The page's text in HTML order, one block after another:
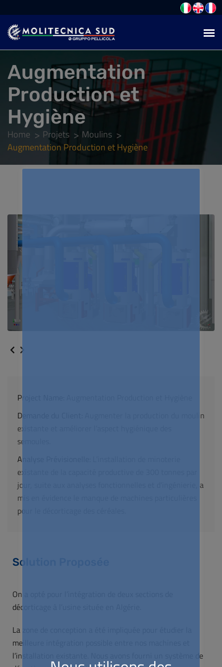
Augmentation
Production et
Hygiène
Home Projets
Moulins
Augmentation Production et Hygiène
Project Name:
Demande du Client:
Augmenter la production du moulin
existante et améliorer l’aspect hygiénique des
semoules.
Analyse Prévisionelle:
existante de la capacité productive de 300 tonnes par
jour, suite aux analyses fonctionnelles et d’ingénierie, a
mis en évidence le manque de machines particulières
pour le décorticage des céréales.
Solution Proposée
On a opté pour l’intégration de deux sections de
décorticage à l’usine située en Algérie.
La zone de conception a été impliquée pour étudier la
meilleure intégration possible entre nos machines et
l’installation existante. Nous avons fourni un système de